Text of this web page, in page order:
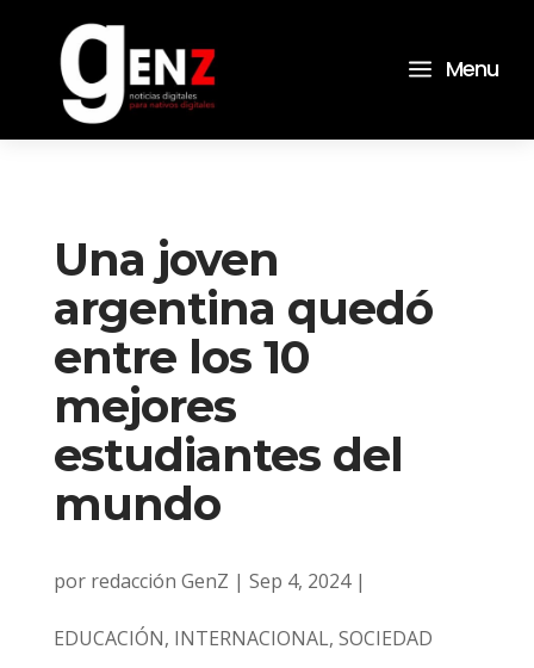
a Menu
Una joven
argentina quedó
entre los 10
mejores
estudiantes del
mundo
por redacción GenZ | Sep 4, 2024|
EDUCACIÓN, INTERNACIONAL, SOCIEDAD